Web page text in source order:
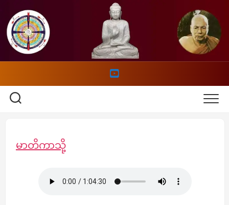
content
မာတိကာသို့